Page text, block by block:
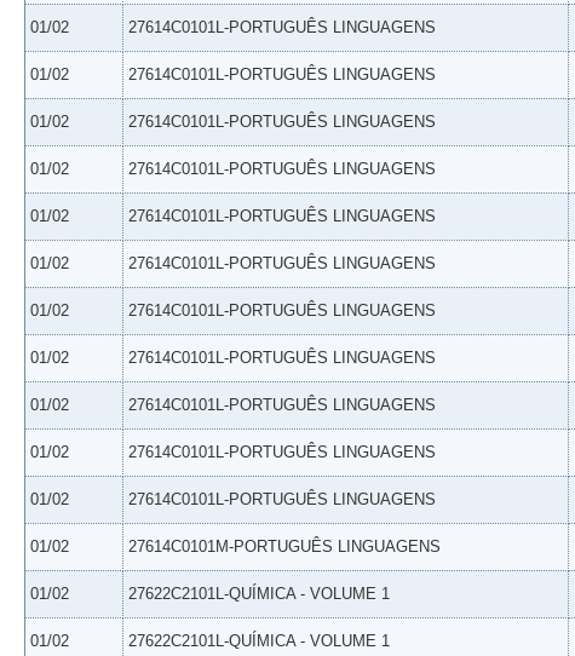
01/02 27614C0101L-PORTUGUÊS LINGUAGENS
01/02 27614C0101L-PORTUGUÊS LINGUAGENS
01/02 27614C0101L-PORTUGUÊS LINGUAGENS
01/02 27614C0101L-PORTUGUÊS LINGUAGENS
01/02 27614C0101L-PORTUGUÊS LINGUAGENS
01/02 27614C0101L-PORTUGUÊS LINGUAGENS
01/02 27614C0101L-PORTUGUÊS LINGUAGENS
01/02 27614C0101L-PORTUGUÊS LINGUAGENS
01/02 27614C0101L-PORTUGUÊS LINGUAGENS
01/02 27614C0101L-PORTUGUÊS LINGUAGENS
01/02 27614C0101L-PORTUGUÊS LINGUAGENS
01/02 27614C0101M-PORTUGUÊS LINGUAGENS
01/02 27622C2101L-QUÍMICA - VOLUME 1
01/02 27622C2101L-QUÍMICA - VOLUME 1